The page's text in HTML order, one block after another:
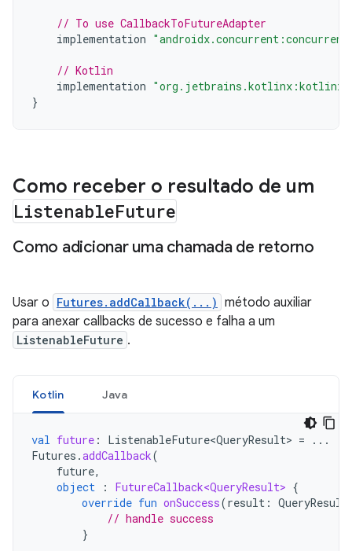
// To use CallbackToFutureAdapter
implementation
// Kotlin
implementation "org.jetbrains.kotlinx:kotlinx-
}
Como receber o resultado de um
ListenableFuture
Como adicionar uma chamada de retorno
Usar o Futures.addCallback(...) método auxiliar
para anexar callbacks de sucesso e falha a um
ListenableFuture .
Kotlin Java
val future : ListenableFuture<QueryResult> =
...
Futures .addCallback(
future,
object
: FutureCallback<QueryResult> {
override fun onSuccess(result : QueryResult
// handle success
}